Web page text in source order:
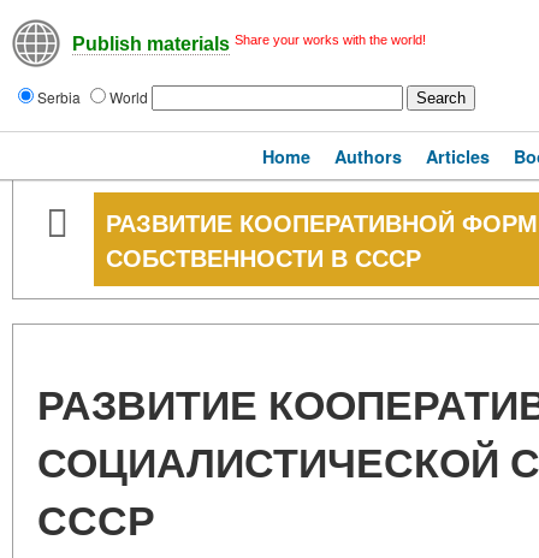
Publish materials Share your works with the world!
Serbia World
Home Authors Articles
РАЗВИТИЕ КООПЕРАТИВНОЙ
СОБСТВЕННОСТИ В СССР
РАЗВИТИЕ
СОЦИАЛИСТИЧЕСКОЙ
СССР